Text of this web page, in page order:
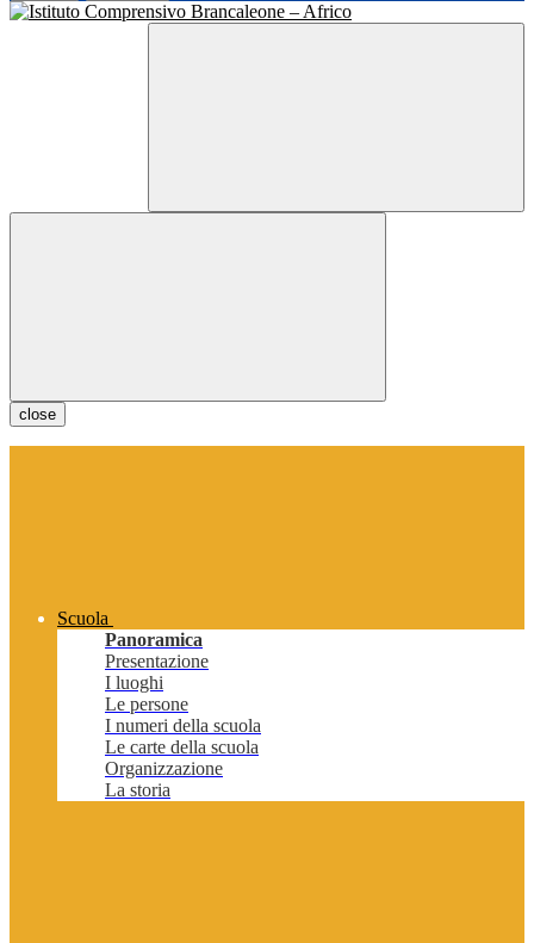
close
Scuola
Panoramica
Presentazione
I luoghi
Le persone
I numeri della scuola
Le carte della scuola
Organizzazione
La storia